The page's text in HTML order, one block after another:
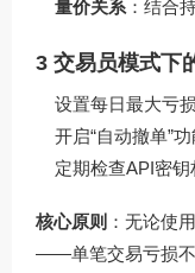
量价关系 ：结合
3 交易员模式下
设置每日最大亏
开启“自动撤单”
定期检查API密钥
核心原则 ：无论使
——单笔交易亏损不